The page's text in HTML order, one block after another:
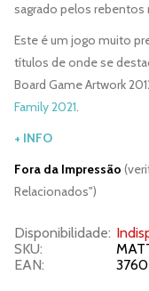
sagrado pelos
Este é um jogo muito
títulos de onde se
Board Game Artwork
Family 2021.
+ INFO
Fora da Impressão
Relacionados")
Disponibilidade:
SKU:
EAN: